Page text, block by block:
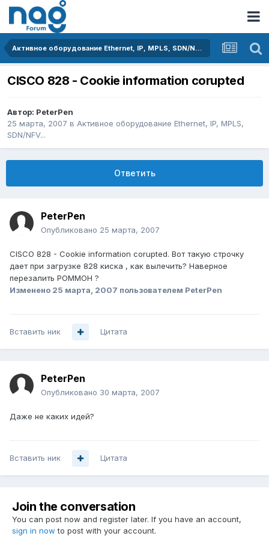
Активное оборудование Ethernet, IP, MPLS, SDN/NFV...
CISCO 828 - Cookie information corupted
Автор: PeterPen
25 марта, 2007 в Активное оборудование Ethernet, IP, MPLS,
SDN/NFV...
Ответить
PeterPen
Опубликовано 25 марта, 2007
CISCO 828 - Cookie information corupted. Вот такую строчку
дает при загрузке 828 киска , как вылечить? Наверное
перезалить РОММОН ?
Изменено 25 марта, 2007 пользователем PeterPen
Вставить ник Цитата
PeterPen
Опубликовано 30 марта, 2007
Даже не каких идей?
Вставить ник Цитата
Join the conversation
You can post now and register later. If you have an account,
sign in now to post with your account.